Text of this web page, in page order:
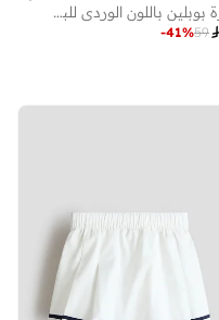
تنورة بوبلين باللون الوردي للبنات الكبار
59
-41%